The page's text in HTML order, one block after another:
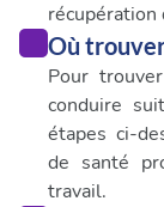
récupération
Où
Pour
conduire
étapes ci-
de santé
travail.